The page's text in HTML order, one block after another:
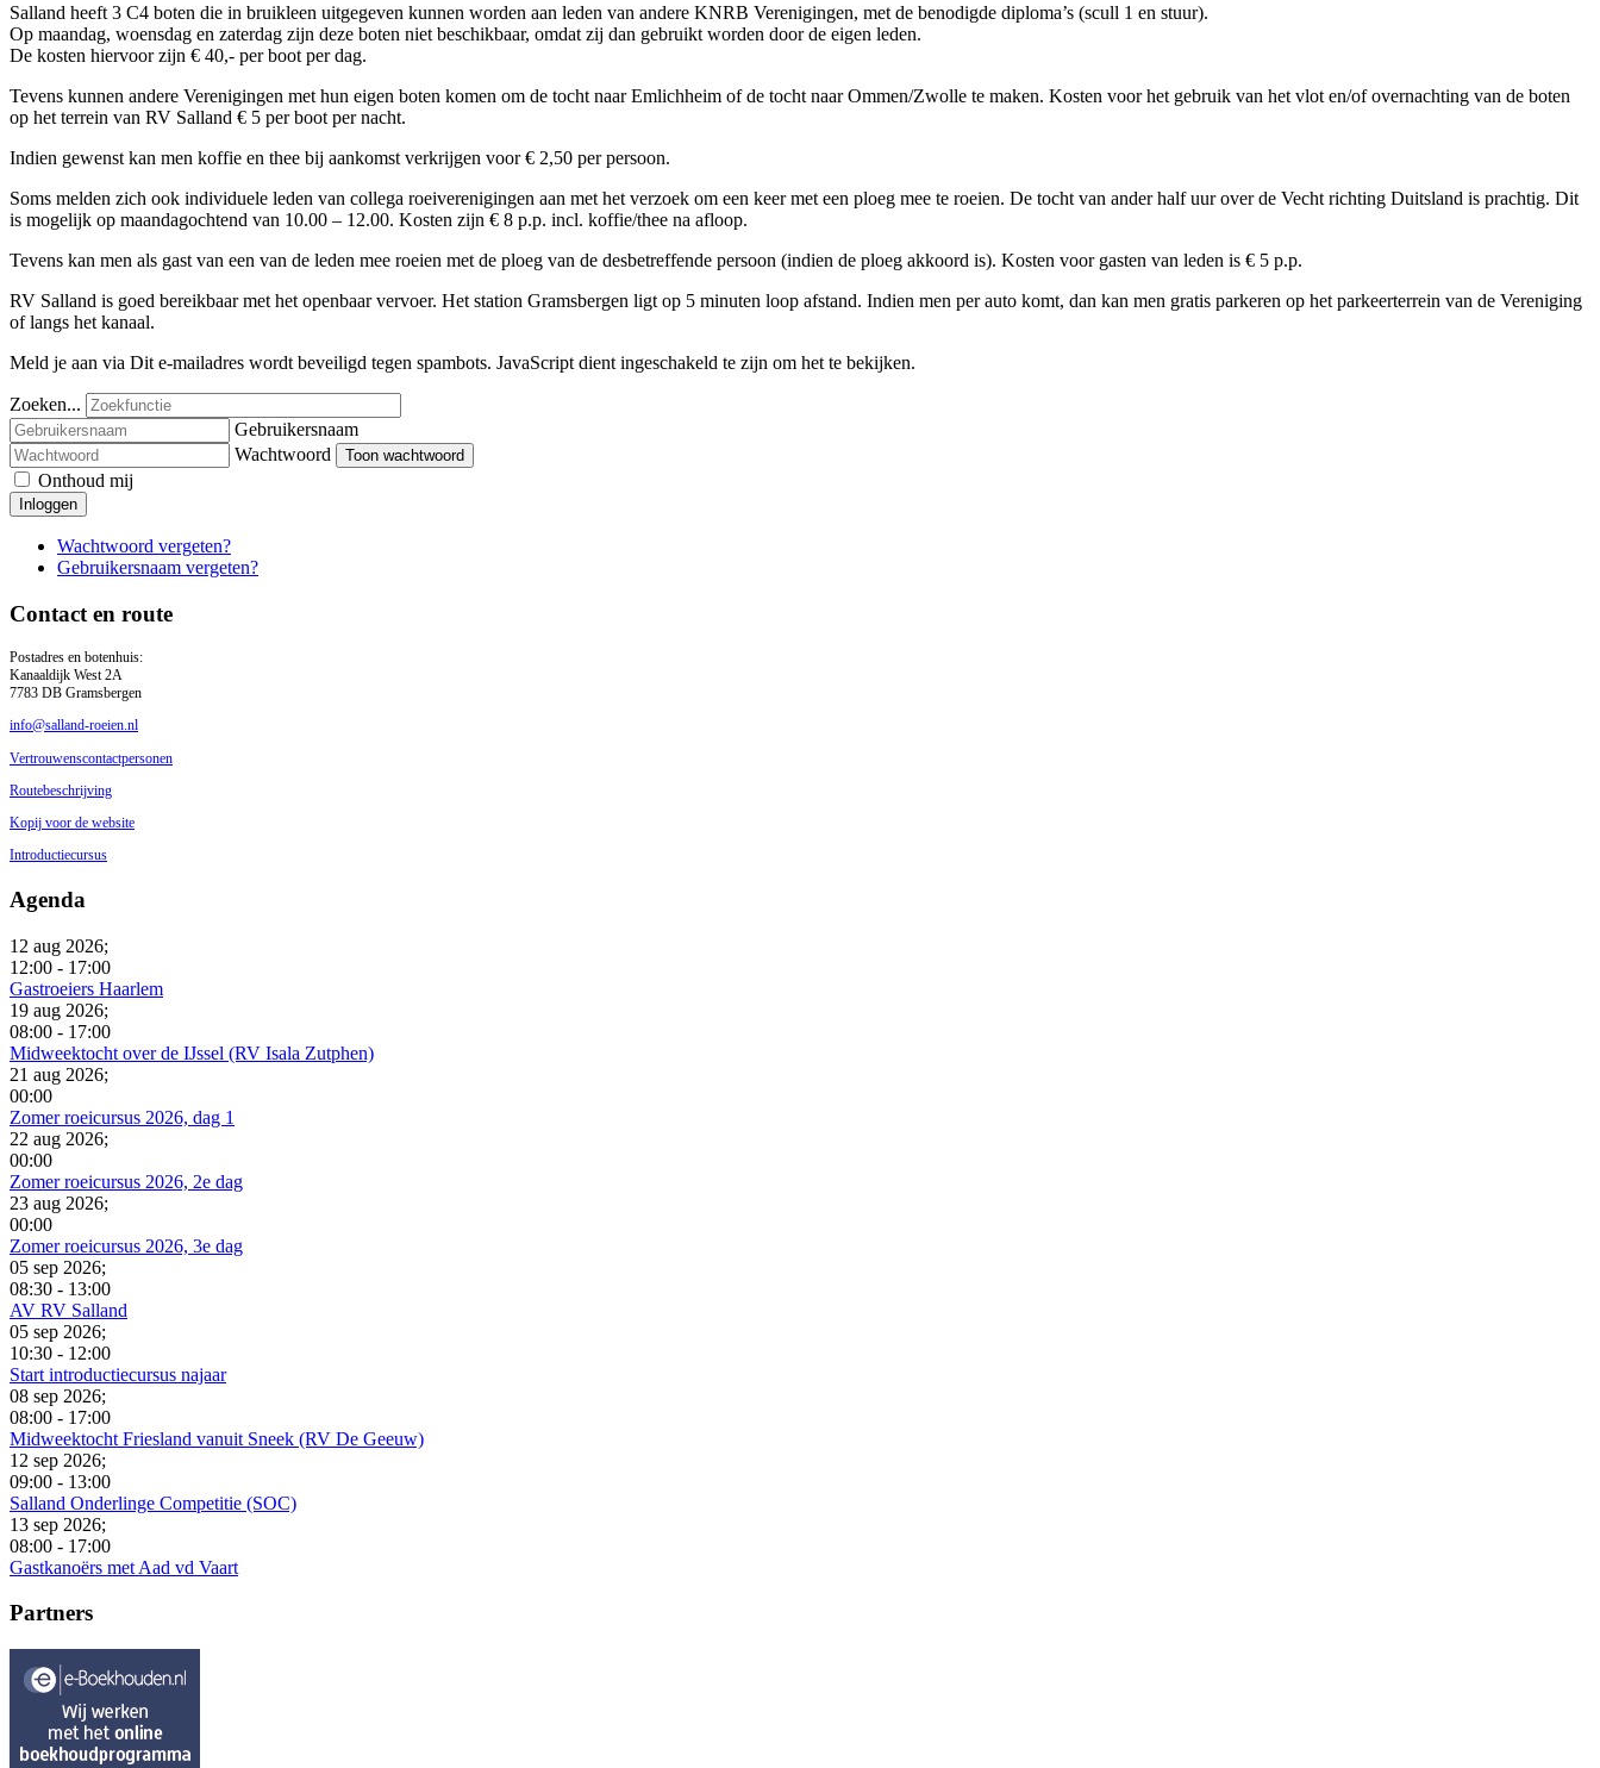
Salland heeft 3 C4 boten die in bruikleen uitgegeven kunnen worden aan leden van andere KNRB Verenigingen, met de benodigde diploma’s (scull 1 en stuur).
Op maandag, woensdag en zaterdag zijn deze boten niet beschikbaar, omdat zij dan gebruikt worden door de eigen leden.
De kosten hiervoor zijn € 40,- per boot per dag.
Tevens kunnen andere Verenigingen met hun eigen boten komen om de tocht naar Emlichheim of de tocht naar Ommen/Zwolle te maken. Kosten voor het gebruik van het vlot en/of overnachting van de boten
op het terrein van RV Salland € 5 per boot per nacht.
Indien gewenst kan men koffie en thee bij aankomst verkrijgen voor € 2,50 per persoon.
Soms melden zich ook individuele leden van collega roeiverenigingen aan met het verzoek om een keer met een ploeg mee te roeien. De tocht van ander half uur over de Vecht richting Duitsland is prachtig. Dit
is mogelijk op maandagochtend van 10.00 – 12.00. Kosten zijn € 8 p.p. incl. koffie/thee na afloop.
Tevens kan men als gast van een van de leden mee roeien met de ploeg van de desbetreffende persoon (indien de ploeg akkoord is). Kosten voor gasten van leden is € 5 p.p.
RV Salland is goed bereikbaar met het openbaar vervoer. Het station Gramsbergen ligt op 5 minuten loop afstand. Indien men per auto komt, dan kan men gratis parkeren op het parkeerterrein van de Vereniging
of langs het kanaal.
Meld je aan via Dit e-mailadres wordt beveiligd tegen spambots. JavaScript dient ingeschakeld te zijn om het te bekijken.
Zoeken...
Gebruikersnaam
Wachtwoord
Toon wachtwoord
Onthoud mij
Inloggen
Wachtwoord vergeten?
Gebruikersnaam vergeten?
Contact en route
Postadres en botenhuis:
Kanaaldijk West 2A
7783 DB Gramsbergen
info@salland-roeien.nl
Vertrouwenscontactpersonen
Routebeschrijving
Kopij voor de website
Introductiecursus
Agenda
12 aug 2026;
12:00 - 17:00
Gastroeiers Haarlem
19 aug 2026;
08:00 - 17:00
Midweektocht over de IJssel (RV Isala Zutphen)
21 aug 2026;
00:00
Zomer roeicursus 2026, dag 1
22 aug 2026;
00:00
Zomer roeicursus 2026, 2e dag
23 aug 2026;
00:00
Zomer roeicursus 2026, 3e dag
05 sep 2026;
08:30 - 13:00
AV RV Salland
05 sep 2026;
10:30 - 12:00
Start introductiecursus najaar
08 sep 2026;
08:00 - 17:00
Midweektocht Friesland vanuit Sneek (RV De Geeuw)
12 sep 2026;
09:00 - 13:00
Salland Onderlinge Competitie (SOC)
13 sep 2026;
08:00 - 17:00
Gastkanoërs met Aad vd Vaart
Partners